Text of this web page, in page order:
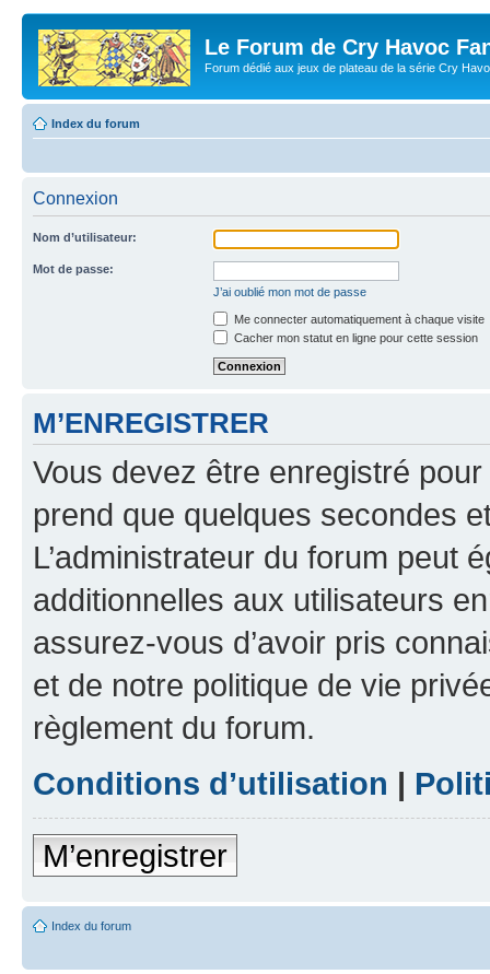
Le Forum de Cry Havoc
Forum dédié aux jeux de plateau de la série Cry
Index du forum
Connexion
Nom d’utilisateur:
Mot de passe:
J’ai oublié mon mot de passe
Me connecter automatiquement à chaque visite
Cacher mon statut en ligne pour cette session
M’ENREGISTRER
Vous devez être enregistré
prend que quelques secondes
L’administrateur du forum peut
additionnelles aux utilisateurs
assurez-vous d’avoir pris
et de notre politique de vie
règlement du forum.
Conditions d’utilisation |
M’enregistrer
Index du forum